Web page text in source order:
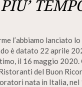
l’abbiamo lanciato
è datato 22 aprile
il 16 maggio 2020.
Ristoranti del Buon
nata in Italia, nel